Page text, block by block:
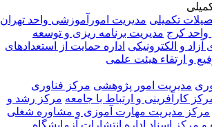
تکمیلی مدیریت امورآموزشی واحد تهران
کرج مدیریت برنامه ریزی و توسعه
آزاد و الکترونیکی اداره حمایت از استعدادهای
و ارتقاء هیئت علمی
مدیریت امور پژوهشی مرکز فناوری
کارآفرینی و ارتباط با جامعه مرکز رشد و
مرکز مدیریت مهارت آموزی و مشاوره شغلی
و مرکز اسناد اداره انتشارات آزمایشگاه